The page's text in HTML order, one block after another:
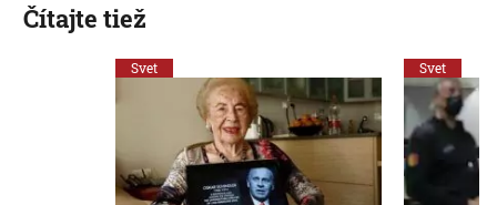
Čítajte tiež
Svet Svet